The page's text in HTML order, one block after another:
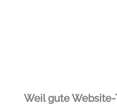
Weil gute